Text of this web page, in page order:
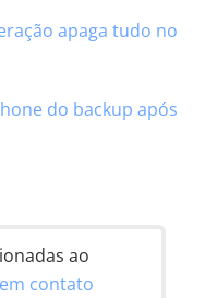
apaga tudo no
do backup após
ao
contato